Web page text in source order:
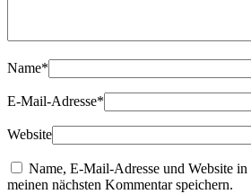
Name*
E-Mail-Adresse*
Website
Name, E-Mail-Adresse und Website
meinen nächsten Kommentar speichern.